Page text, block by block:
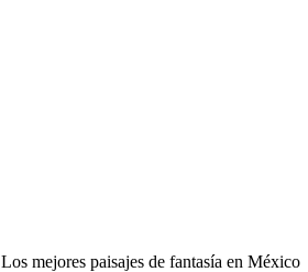
Los mejores paisajes de fantasía en México